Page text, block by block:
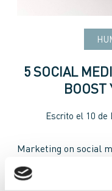
5 SOCIAL
BOOST
Escrito el 10 de
Marketing on social
of any modern